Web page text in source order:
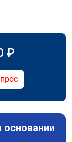
₽
основании